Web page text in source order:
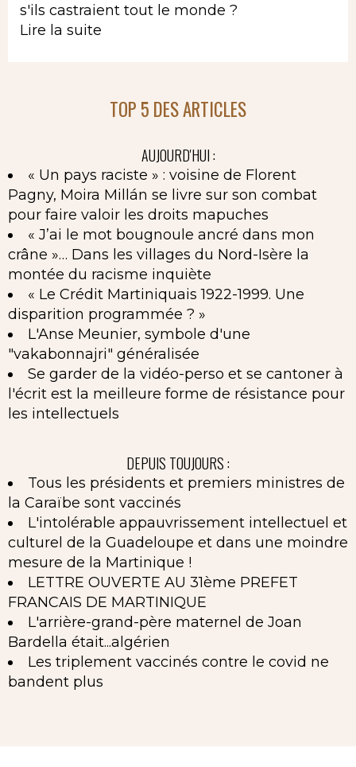
s'ils castraient tout le monde ?
Lire la suite
TOP 5 DES ARTICLES
AUJOURD'HUI :
« Un pays raciste » : voisine de Florent
Pagny, Moira Millán se livre sur son combat
pour faire valoir les droits mapuches
« J’ai le mot bougnoule ancré dans mon
crâne »… Dans les villages du Nord-Isère la
montée du racisme inquiète
« Le Crédit Martiniquais 1922-1999. Une
disparition programmée ? »
L'Anse Meunier, symbole d'une
"vakabonnajri" généralisée
Se garder de la vidéo-perso et se cantoner à
l'écrit est la meilleure forme de résistance pour
les intellectuels
DEPUIS TOUJOURS :
Tous les présidents et premiers ministres de
la Caraïbe sont vaccinés
L'intolérable appauvrissement intellectuel et
culturel de la Guadeloupe et dans une moindre
mesure de la Martinique !
LETTRE OUVERTE AU 31ème PREFET
FRANCAIS DE MARTINIQUE
L'arrière-grand-père maternel de Joan
Bardella était...algérien
Les triplement vaccinés contre le covid ne
bandent plus